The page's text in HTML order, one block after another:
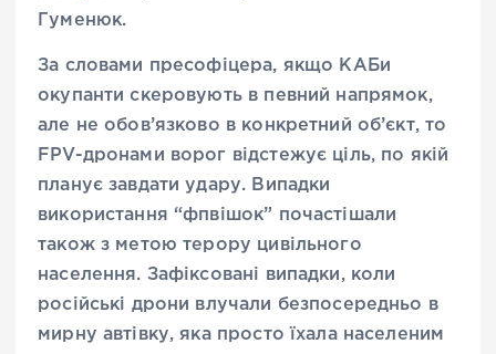
Гуменюк.
За словами пресофіцера, якщо КАБи
окупанти скеровують в певний напрямок,
але не обов’язково в конкретний об’єкт, то
FPV-дронами ворог відстежує ціль, по якій
планує завдати удару. Випадки
використання “фпвішок” почастішали
також з метою терору цивільного
населення. Зафіксовані випадки, коли
російські дрони влучали безпосередньо в
мирну автівку, яка просто їхала населеним